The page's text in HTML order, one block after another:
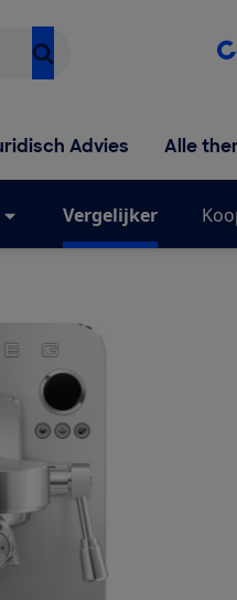
Advies Alle
Vergelijker